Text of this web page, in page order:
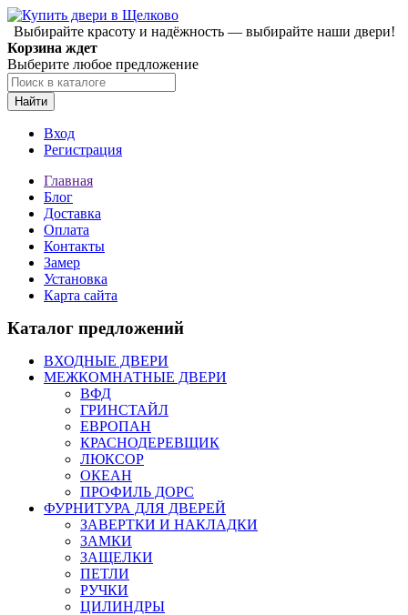
Выбирайте красоту и надёжность — выбирайте наши двери!
Корзина ждет
Выберите любое предложение
Найти
Вход
Регистрация
Главная
Блог
Доставка
Оплата
Контакты
Замер
Установка
Карта сайта
Каталог предложений
ВХОДНЫЕ ДВЕРИ
МЕЖКОМНАТНЫЕ ДВЕРИ
ВФД
ГРИНСТАЙЛ
ЕВРОПАН
КРАСНОДЕРЕВЩИК
ЛЮКСОР
ОКЕАН
ПРОФИЛЬ ДОРС
ФУРНИТУРА ДЛЯ ДВЕРЕЙ
ЗАВЕРТКИ И НАКЛАДКИ
ЗАМКИ
ЗАЩЕЛКИ
ПЕТЛИ
РУЧКИ
ЦИЛИНДРЫ